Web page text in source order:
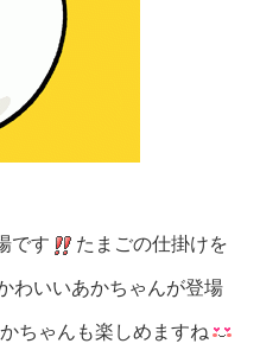
です たまごの仕掛けを
わいいあかちゃんが登場
ちゃんも楽しめますね